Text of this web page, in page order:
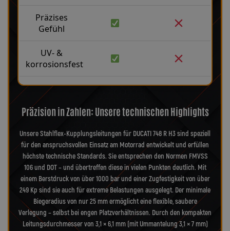
Präzises
Gefühl
UV- &
korrosionsfest
Präzision in Zahlen: Unsere technischen Highlights
Unsere Stahlflex-Kupplungsleitungen für DUCATI 748 R H3 sind speziell
für den anspruchsvollen Einsatz am Motorrad entwickelt und erfüllen
höchste technische Standards. Sie entsprechen den Normen FMVSS
106 und DOT – und übertreffen diese in vielen Punkten deutlich. Mit
einem Berstdruck von über 1000 bar und einer Zugfestigkeit von über
249 Kp sind sie auch für extreme Belastungen ausgelegt. Der minimale
Biegeradius von nur 25 mm ermöglicht eine flexible, saubere
Verlegung – selbst bei engen Platzverhältnissen. Durch den kompakten
Leitungsdurchmesser von 3,1 × 6,1 mm (mit Ummantelung 3,1 × 7 mm)